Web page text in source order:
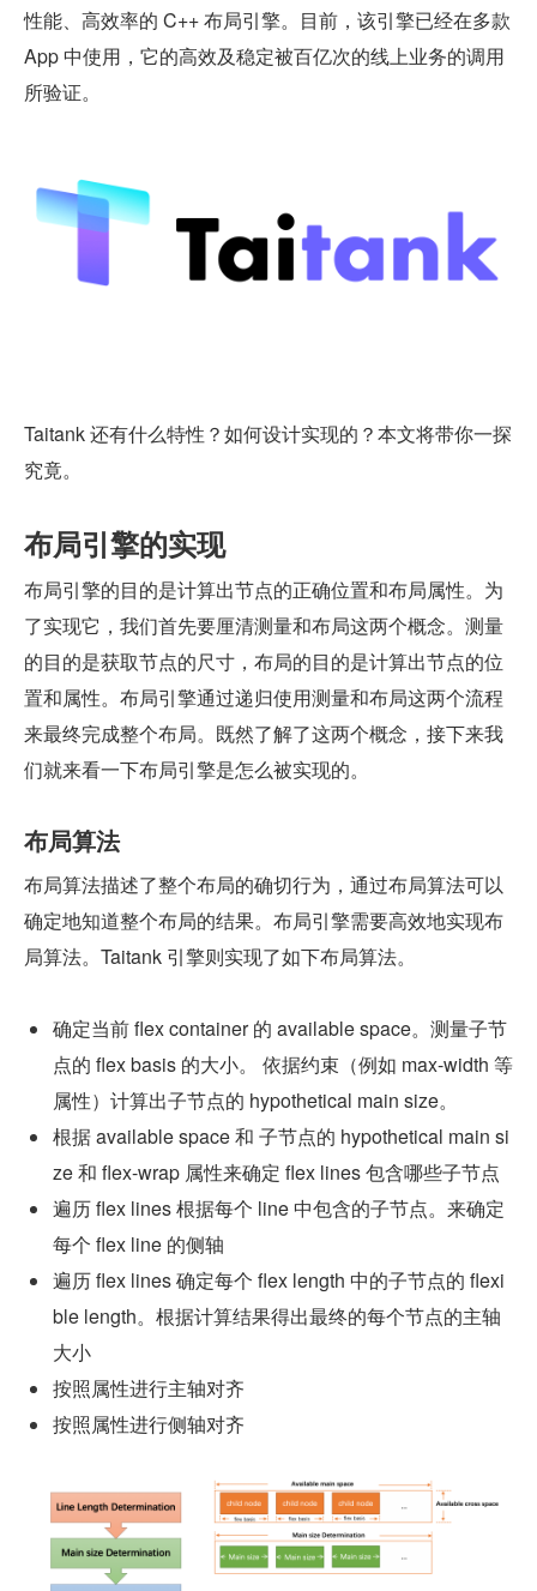
性能、高效率的 C++ 布局引擎。目前，该引擎已经在多款
App 中使用，它的高效及稳定被百亿次的线上业务的调用
所验证。
Taitank 还有什么特性？如何设计实现的？本文将带你一探
究竟。
布局引擎的实现
布局引擎的目的是计算出节点的正确位置和布局属性。为
了实现它，我们首先要厘清测量和布局这两个概念。测量
的目的是获取节点的尺寸，布局的目的是计算出节点的位
置和属性。布局引擎通过递归使用测量和布局这两个流程
来最终完成整个布局。既然了解了这两个概念，接下来我
们就来看一下布局引擎是怎么被实现的。
布局算法
布局算法描述了整个布局的确切行为，通过布局算法可以
确定地知道整个布局的结果。布局引擎需要高效地实现布
局算法。Taitank 引擎则实现了如下布局算法。
确定当前 flex container 的 available space。测量子节
点的 flex basis 的大小。 依据约束（例如 max-width 等
属性）计算出子节点的 hypothetical main size。
根据 available space 和 子节点的 hypothetical main si
ze 和 flex-wrap 属性来确定 flex lines 包含哪些子节点
遍历 flex lines 根据每个 line 中包含的子节点。来确定
每个 flex line 的侧轴
遍历 flex lines 确定每个 flex length 中的子节点的 flexi
ble length。根据计算结果得出最终的每个节点的主轴
大小
按照属性进行主轴对齐
按照属性进行侧轴对齐